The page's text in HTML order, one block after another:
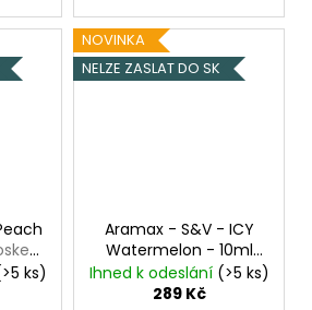
ks)
NOVINKA
NELZE ZASLAT DO SK
Aramax - S&V - ICY
Watermelon - 10ml
Vychlazený vodní
meloun
Ihned k odeslání (>5 ks)
289 Kč